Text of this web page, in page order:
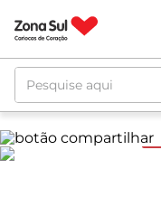
Pesquise aqui